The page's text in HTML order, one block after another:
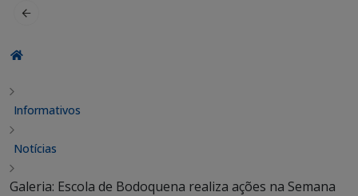
Informativos
Notícias
Galeria: Escola de Bodoquena realiza ações na Semana